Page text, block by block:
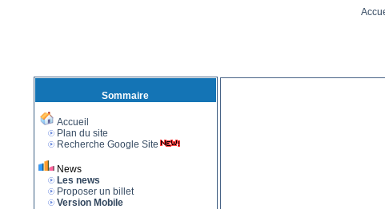
Sommaire
Accueil
Plan du site
Recherche Google Site
News
Les news
Proposer un billet
Version Mobile